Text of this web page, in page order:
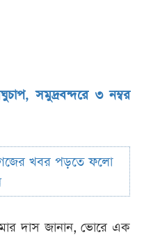
সমুদ্রবন্দরে ৩ নম্বর
খবর পড়তে ফলো
দাস জানান, ভোরে এক